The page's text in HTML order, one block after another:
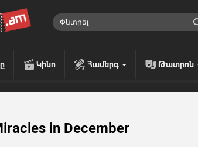
Կինո Համերգ Թատրոն
in December